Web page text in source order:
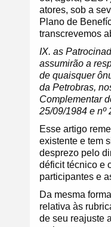
atores, sob a
Plano de
transcrevemos
IX. as
assumirão a
de quaisquer
da Petrobras,
Complementar
25/09/1984 e nº
Esse artigo
existente e tem
desprezo pelo
déficit técnico e
participantes e
Da mesma
relativa às
de seu reajuste